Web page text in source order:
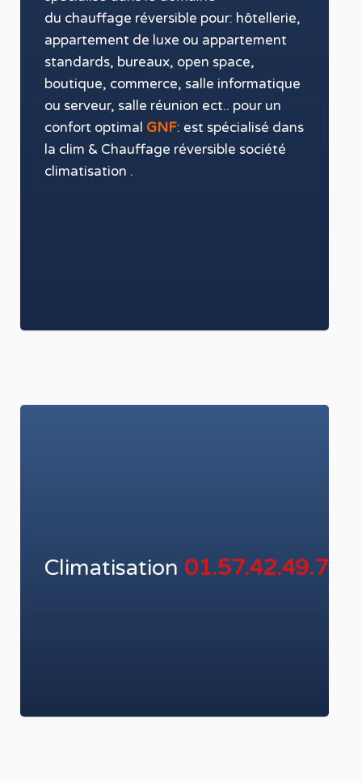
du chauffage réversible pour: hôtellerie,
appartement de luxe ou appartement
standards, bureaux, open space,
boutique, commerce, salle informatique
ou serveur, salle réunion ect.. pour un
confort optimal GNF: est spécialisé dans
la clim & Chauffage réversible société
climatisation .
Climatisation 01.57.42.49.74